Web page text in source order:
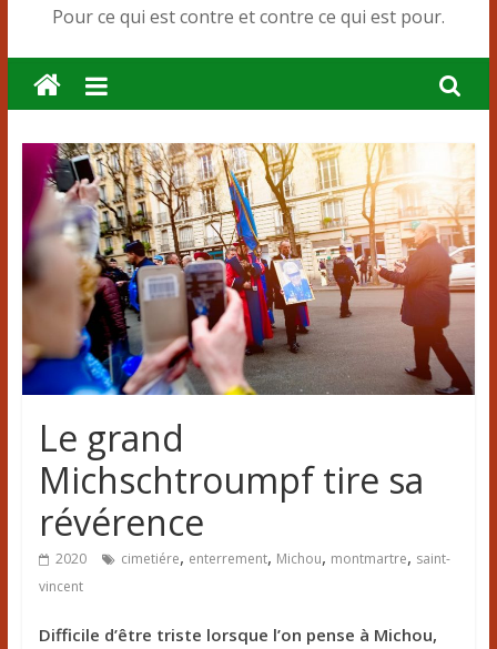
Pour ce qui est contre et contre ce qui est pour.
Le grand
Michschtroumpf tire sa
révérence
2020 cimetiére, enterrement, Michou, montmartre, saint-
vincent
Difficile d’être triste lorsque l’on pense à Michou,